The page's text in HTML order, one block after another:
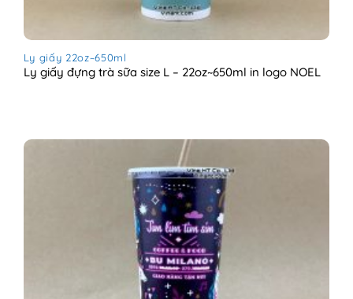
Ly giấy 22oz~650ml
Ly giấy đựng trà sữa size L – 22oz~650ml in logo NOEL